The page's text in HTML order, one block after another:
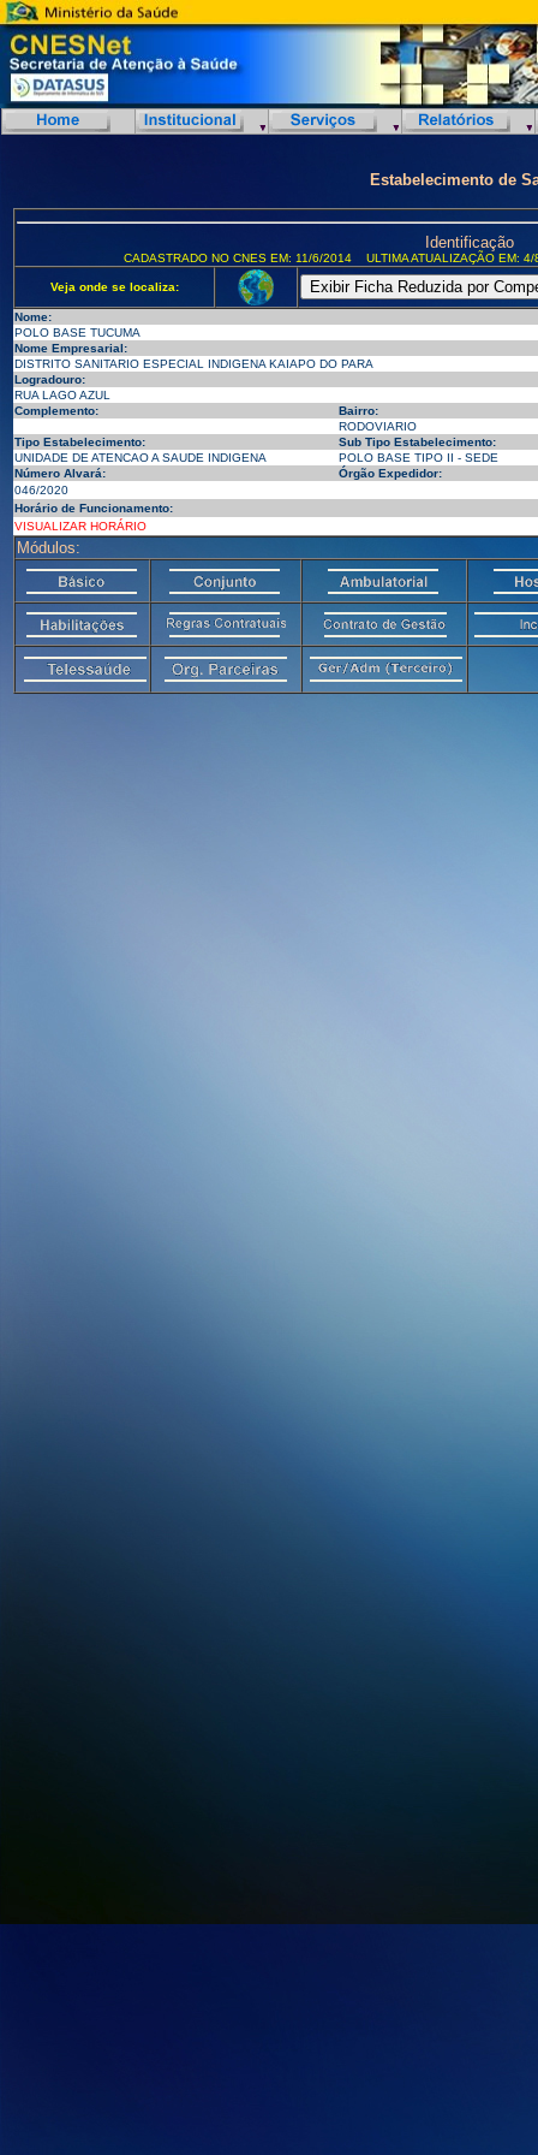
Estabelecimento de
Identificação
CADASTRADO NO CNES EM: 11/6/2014 ULTIMA ATUALIZAÇÃO EM:
Veja onde se localiza:
Nome:
POLO BASE TUCUMA
Nome Empresarial:
DISTRITO SANITARIO ESPECIAL INDIGENA KAIAPO DO PARA
Logradouro:
RUA LAGO AZUL
Complemento:
Bairro:
RODOVIARIO
Tipo Estabelecimento:
Sub Tipo Estabelecimento:
UNIDADE DE ATENCAO A SAUDE INDIGENA
POLO BASE TIPO II - SEDE
Número Alvará:
Órgão Expedidor:
046/2020
Horário de Funcionamento:
VISUALIZAR HORÁRIO
Módulos: